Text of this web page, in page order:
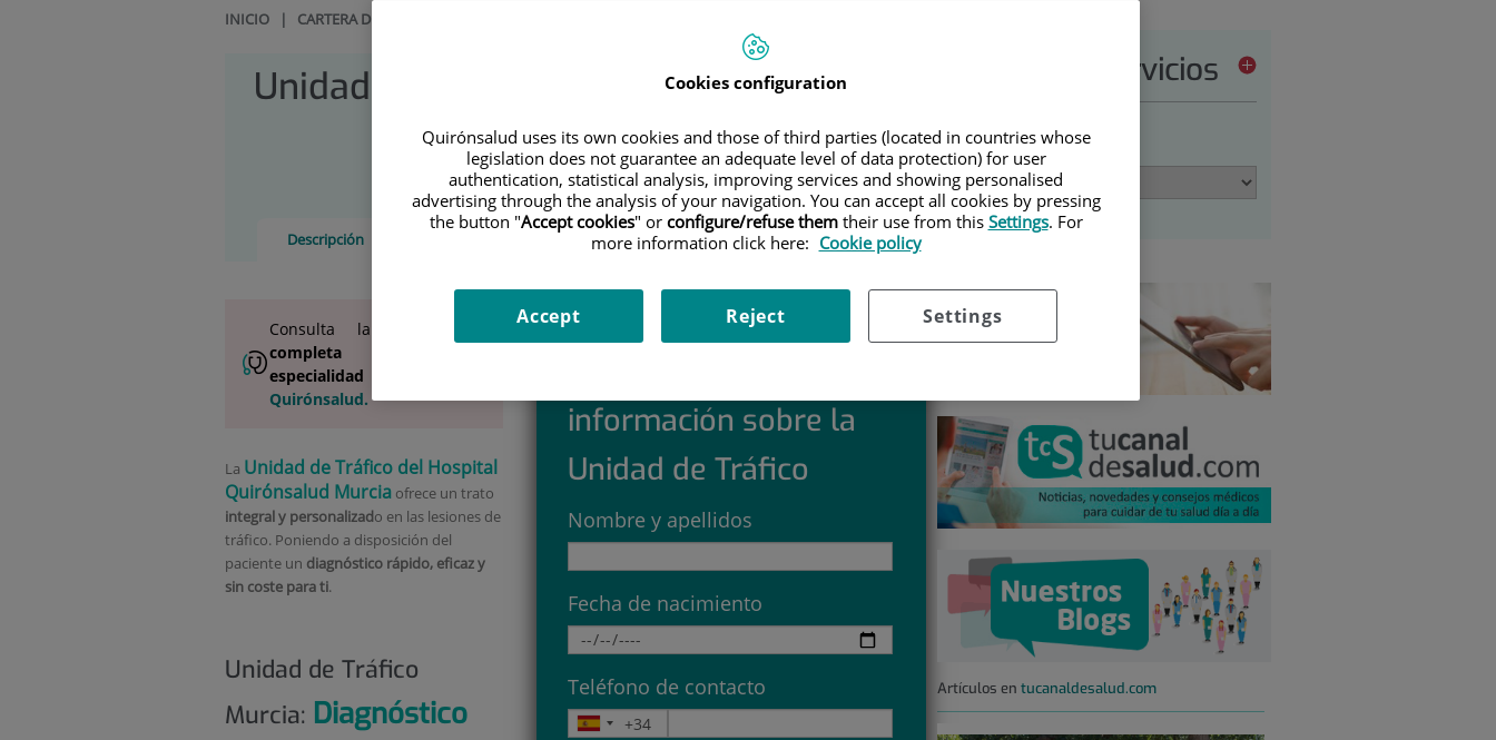
INICIO | CARTERA DE SERVICIOS
Unidad de Tráfico Teléfono: 968 01 11 56 /
E-mail:
trafico.mur@quironsalud.es
Descripción
información sobre la
Unidad de Tráfico
Nombre y apellidos
Fecha de nacimiento
Teléfono de contacto
Consulta la
completa
especialidad
Quirónsalud.
La Unidad de Tráfico del Hospital
Quirónsalud Murcia ofrece un trato
integral y personalizado en las lesiones de
tráfico. Poniendo a disposición del
paciente un diagnóstico rápido, eficaz y
sin coste para ti.
Unidad de Tráfico
Murcia: Diagnóstico
Cartera de servicios
Seleccione una opción:
Artículos en tucanaldesalud.com
Cookies configuration
Quirónsalud uses its own cookies and those of third parties (located in countries whose
legislation does not guarantee an adequate level of data protection) for user
authentication, statistical analysis, improving services and showing personalised
advertising through the analysis of your navigation. You can accept all cookies by pressing
the button "Accept cookies" or configure/refuse themtheir use from this Settings. For
more information click here: Cookie policy
Settings
Reject
Accept